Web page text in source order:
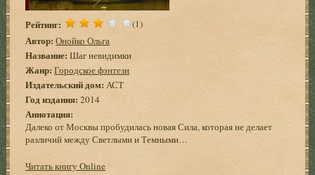
Рейтинг: (1)
Автор: Онойко Ольга
Название: Шаг невидимки
Жанр: Городское фэнтези
Издательский дом: АСТ
Год издания: 2014
Аннотация:
Далеко от Москвы пробудилась новая Сила, которая не делает
различий между Светлыми и Темными…
Читать книгу Online